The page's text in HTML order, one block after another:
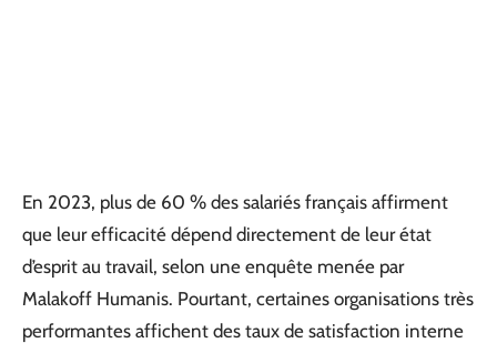
En 2023, plus de 60 % des salariés français affirment
que leur efficacité dépend directement de leur état
d’esprit au travail, selon une enquête menée par
Malakoff Humanis. Pourtant, certaines organisations très
performantes affichent des taux de satisfaction interne